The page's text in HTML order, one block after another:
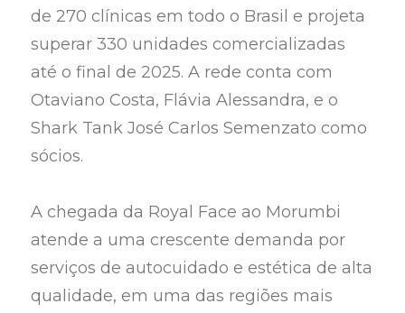
de 270 clínicas em todo o Brasil e projeta
superar 330 unidades comercializadas
até o final de 2025. A rede conta com
Otaviano Costa, Flávia Alessandra, e o
Shark Tank José Carlos Semenzato como
sócios.
A chegada da Royal Face ao Morumbi
atende a uma crescente demanda por
serviços de autocuidado e estética de alta
qualidade, em uma das regiões mais